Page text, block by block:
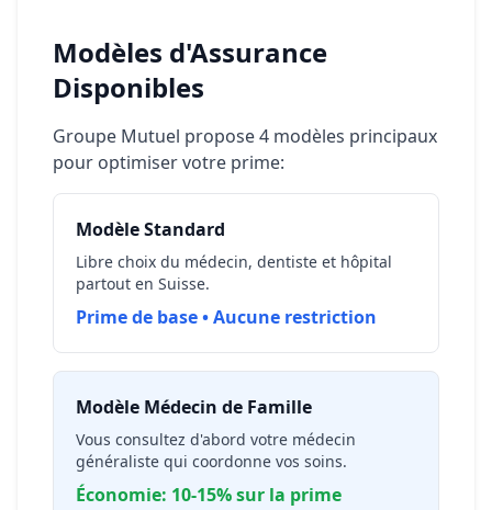
Modèles d'Assurance
Disponibles
Groupe Mutuel propose 4 modèles principaux
pour optimiser votre prime:
Modèle Standard
Libre choix du médecin, dentiste et hôpital
partout en Suisse.
Prime de base • Aucune restriction
Modèle Médecin de Famille
Vous consultez d'abord votre médecin
généraliste qui coordonne vos soins.
Économie: 10-15% sur la prime